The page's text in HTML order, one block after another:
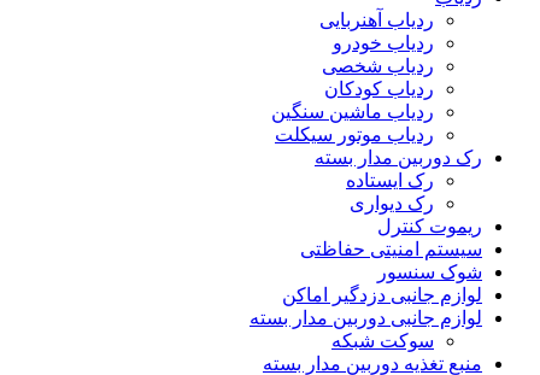
ردیاب آهنربایی
ردیاب خودرو
ردیاب شخصی
ردیاب کودکان
ردیاب ماشین سنگین
ردیاب موتور سیکلت
رک دوربین مدار بسته
رک ایستاده
رک دیواری
ریموت کنترل
سیستم امنیتی حفاظتی
شوک سنسور
لوازم جانبی دزدگیر اماکن
لوازم جانبی دوربین مدار بسته
سوکت شبکه
منبع تغذیه دوربین مدار بسته